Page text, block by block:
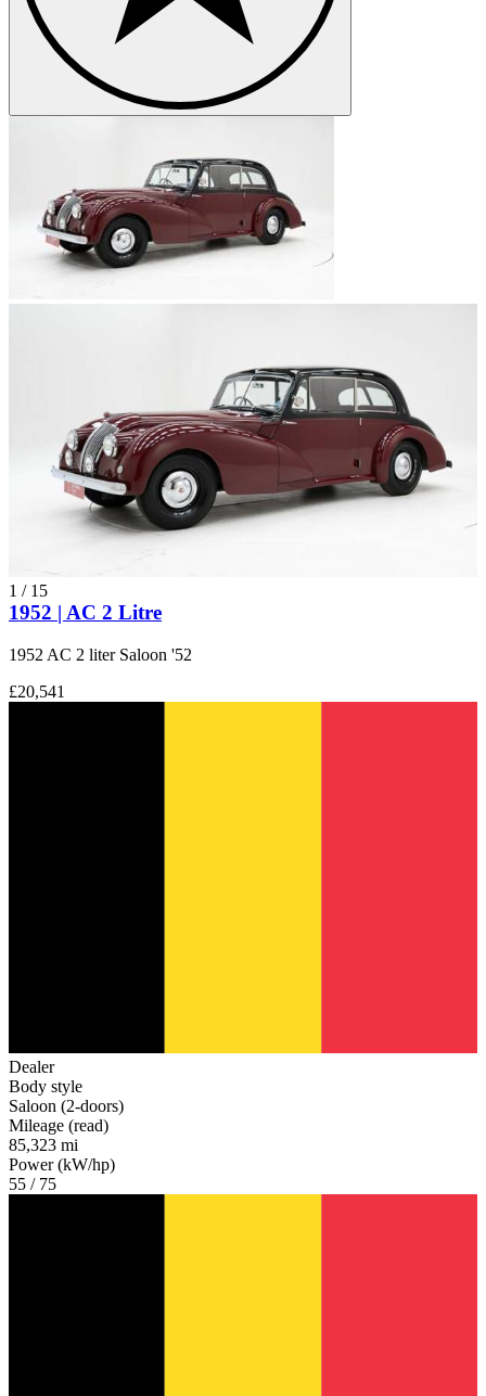
1 / 15
1952 | AC 2 Litre
1952 AC 2 liter Saloon '52
£20,541
Dealer
Body style
Saloon (2-doors)
Mileage (read)
85,323 mi
Power (kW/hp)
55 / 75